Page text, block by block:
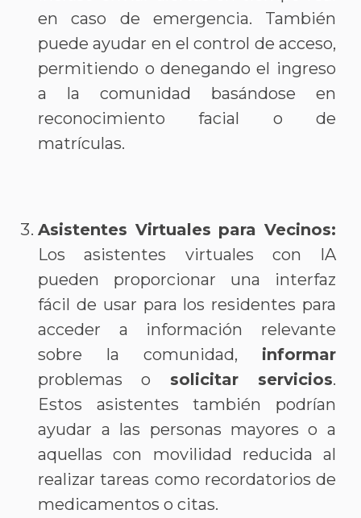
en caso de emergencia. También
puede ayudar en el control de acceso,
permitiendo o denegando el ingreso
a la comunidad basándose en
reconocimiento facial o de
matrículas.
Asistentes Virtuales para Vecinos:
Los asistentes virtuales con IA
pueden proporcionar una interfaz
fácil de usar para los residentes para
acceder a información relevante
sobre la comunidad, informar
problemas o solicitar servicios.
Estos asistentes también podrían
ayudar a las personas mayores o a
aquellas con movilidad reducida al
realizar tareas como recordatorios de
medicamentos o citas.